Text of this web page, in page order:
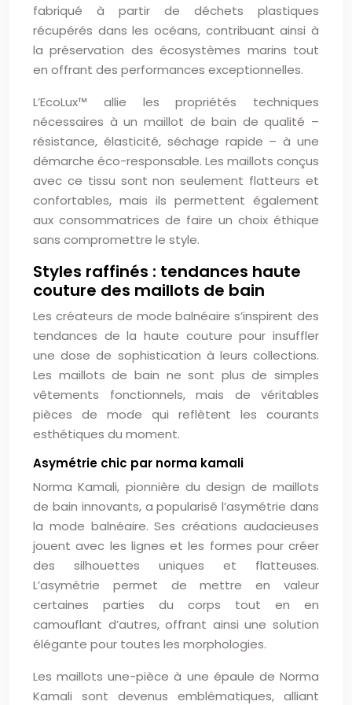
fabriqué à partir de déchets plastiques
récupérés dans les océans, contribuant ainsi à
la préservation des écosystèmes marins tout
en offrant des performances exceptionnelles.
L’EcoLux™ allie les propriétés techniques
nécessaires à un maillot de bain de qualité –
résistance, élasticité, séchage rapide – à une
démarche éco-responsable. Les maillots conçus
avec ce tissu sont non seulement flatteurs et
confortables, mais ils permettent également
aux consommatrices de faire un choix éthique
sans compromettre le style.
Styles raffinés : tendances haute
couture des maillots de bain
Les créateurs de mode balnéaire s’inspirent des
tendances de la haute couture pour insuffler
une dose de sophistication à leurs collections.
Les maillots de bain ne sont plus de simples
vêtements fonctionnels, mais de véritables
pièces de mode qui reflètent les courants
esthétiques du moment.
Asymétrie chic par norma kamali
Norma Kamali, pionnière du design de maillots
de bain innovants, a popularisé l’asymétrie dans
la mode balnéaire. Ses créations audacieuses
jouent avec les lignes et les formes pour créer
des silhouettes uniques et flatteuses.
L’asymétrie permet de mettre en valeur
certaines parties du corps tout en en
camouflant d’autres, offrant ainsi une solution
élégante pour toutes les morphologies.
Les maillots une-pièce à une épaule de Norma
Kamali sont devenus emblématiques, alliant